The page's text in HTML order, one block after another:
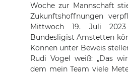
Woche zur Mannschaft
Zukunftshoffnungen
Mittwoch 19. Juli
Bundesligist Amstetten
Können unter Beweis
Rudi Vogel weiß: „Das
dem mein Team viele